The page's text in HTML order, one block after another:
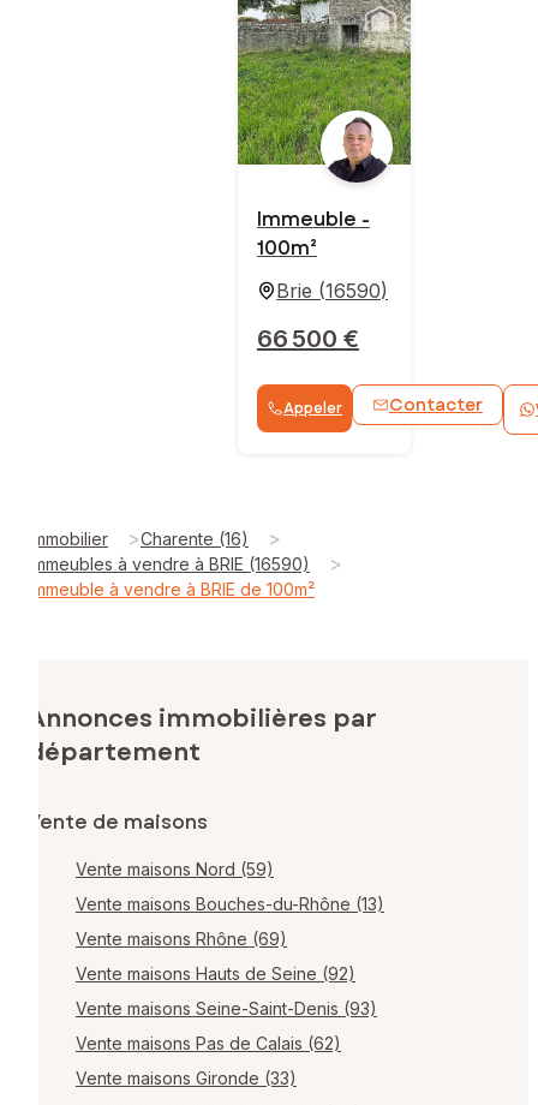
Immeuble -
100m²
Brie (16590)
66 500 €
Appeler Contacter
Immobilier >Charente (16) >
Immeubles à vendre à BRIE (16590) >
Immeuble à vendre à BRIE de 100m²
Annonces immobilières par
département
Vente de maisons
Vente maisons Nord (59)
Vente maisons Bouches-du-Rhône (13)
Vente maisons Rhône (69)
Vente maisons Hauts de Seine (92)
Vente maisons Seine-Saint-Denis (93)
Vente maisons Pas de Calais (62)
Vente maisons Gironde (33)